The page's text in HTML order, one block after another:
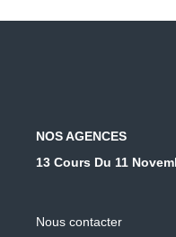
NOS AGENCES
13 Cours Du 11
Nous contacter